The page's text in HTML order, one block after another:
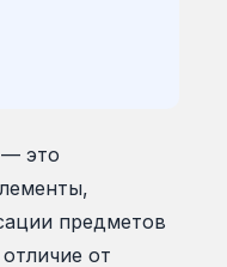
— это
предметов
от